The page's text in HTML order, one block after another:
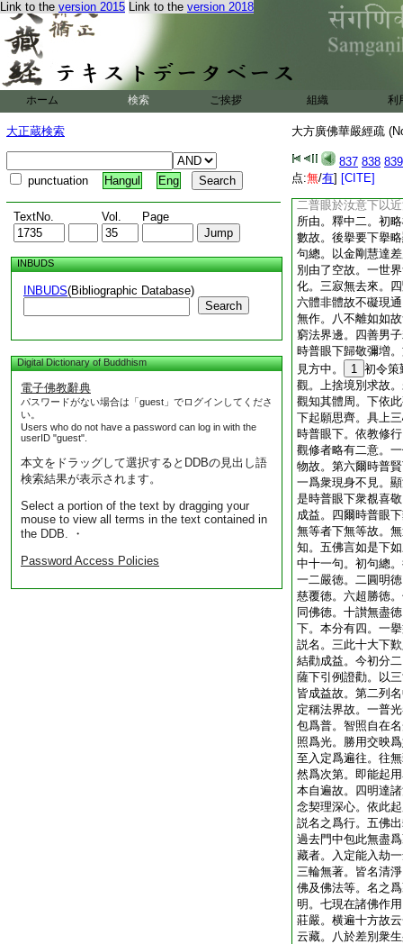
Link to the version 2015 Link to the version 2018
ホーム 検索 ご挨拶 組織 利
大正蔵検索
punctuation Hangul Eng
TextNo. Vol. Page
INBUDS
INBUDS(Bibliographic Database)
Search
Digital Dictionary of Buddhism
電子佛教辭典
パスワードがない場合は「guest」でログインしてくださ
い。
Users who do not have a password can log in with the
userID "guest".
本文をドラッグして選択するとDDBの見出し語
検索結果が表示されます。
Select a portion of the text by dragging your
mouse to view all terms in the text contained in
the DDB. ・
Password Access Policies
大方廣佛華嚴經疏
837 838 839
点:無/有] [CITE]
不見所由。於中二
下正釋所由。以住
句總。次八句別。
智勝定深。謂智門
見。次二外用内證
二多護速證深。由
爾時普眼菩薩聞如
見。於中分四。一
以定推求。三時普
見。四佛言下釋不
總標由住難思解脱
二普眼於汝意下以
所由。釋中二。初
數故。後擧要下擧
句總。以金剛慧達
別由了空故。一世
化。三寂無去來。
六體非體故不礙現
無作。八不離如如
窮法界邊。四善男
時普眼下歸敬彌増
見方中。
1 初令策
觀。上捨境別求故
觀知其體周。下依
下起願思齊。具上
時普眼下。依教修
觀修者略有二意。
物故。第六爾時普
一爲衆現身不見。
是時普眼下衆覩喜
成益。四爾時普眼
無等者下無等故。
知。五佛言如是下
中十一句。初句總
一二嚴徳。二圓明
慈覆徳。六超勝徳
同佛徳。十讃無盡
下。本分有四。一
説名。三此十大下
結勸成益。今初分
薩下引例證勸。以
皆成益故。第二列
定稱法界故。一普
包爲普。智照自在
照爲光。勝用交映
至入定爲遍往。往
然爲次第。即能起
本自遍故。四明達
念契理深心。依此
説名之爲行。五佛
過去門中包此無盡
藏者。入定能入劫
三輪無著。皆名清
佛及佛法等。名之
明。七現在諸佛作
莊嚴。横遍十方故
云藏。八於差別衆